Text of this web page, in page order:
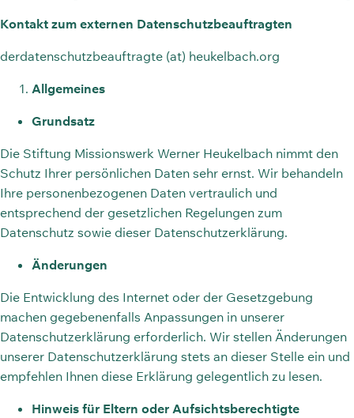
Kontakt zum externen Datenschutzbeauftragten
derdatenschutzbeauftragte (at) heukelbach.org
Allgemeines
Grundsatz
Die Stiftung Missionswerk Werner Heukelbach nimmt den
Schutz Ihrer persönlichen Daten sehr ernst. Wir behandeln
Ihre personenbezogenen Daten vertraulich und
entsprechend der gesetzlichen Regelungen zum
Datenschutz sowie dieser Datenschutzerklärung.
Änderungen
Die Entwicklung des Internet oder der Gesetzgebung
machen gegebenenfalls Anpassungen in unserer
Datenschutzerklärung erforderlich. Wir stellen Änderungen
unserer Datenschutzerklärung stets an dieser Stelle ein und
empfehlen Ihnen diese Erklärung gelegentlich zu lesen.
Hinweis für Eltern oder Aufsichtsberechtigte